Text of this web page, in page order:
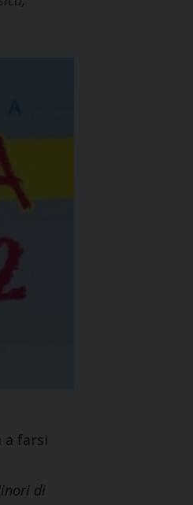
farsi
di